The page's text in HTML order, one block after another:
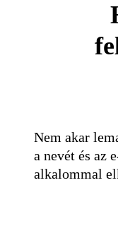
Nem akar
a nevét és az
alkalommal